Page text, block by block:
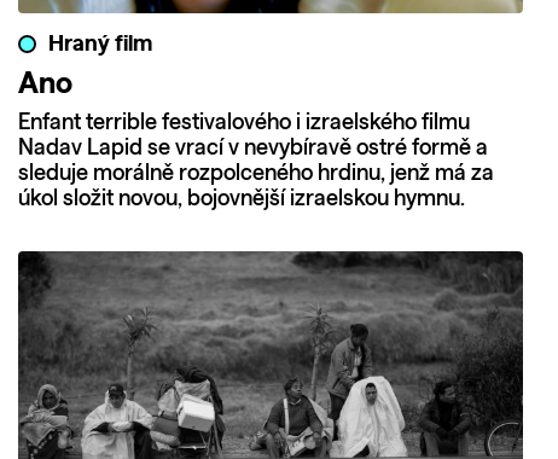
Hraný film
Ano
Enfant terrible festivalového i izraelského filmu
Nadav Lapid se vrací v nevybíravě ostré formě a
sleduje morálně rozpolceného hrdinu, jenž má za
úkol složit novou, bojovnější izraelskou hymnu.